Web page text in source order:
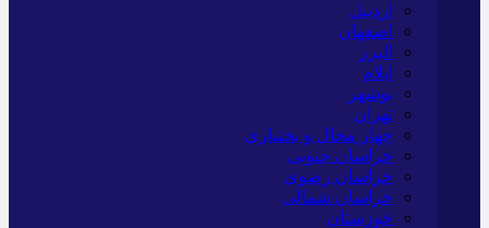
اردبیل
اصفهان
البرز
ایلام
بوشهر
تهران
چهار محال و بختیاری
خراسان جنوبی
خراسان رضوی
خراسان شمالی
خوزستان